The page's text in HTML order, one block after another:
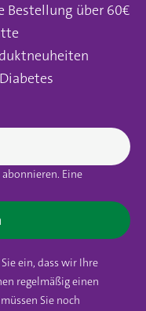
Bestellung über 60€
Eine
ein, dass wir Ihre
regelmäßig einen
Sie noch